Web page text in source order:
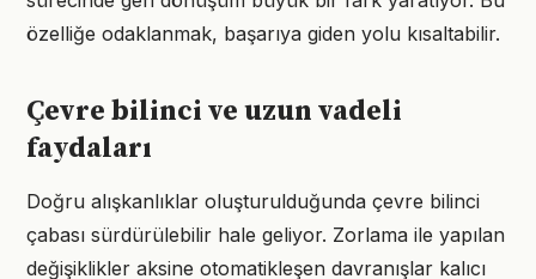
özelliğe odaklanmak, başarıya giden yolu kısaltabilir.
Çevre bilinci ve uzun vadeli
faydaları
Doğru alışkanlıklar oluşturulduğunda çevre bilinci
çabası sürdürülebilir hale geliyor. Zorlama ile yapılan
değişiklikler aksine otomatikleşen davranışlar kalıcı